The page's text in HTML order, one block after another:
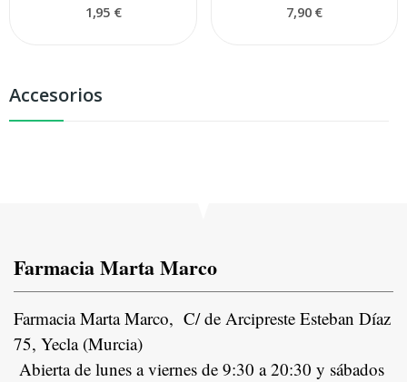
Accesorios
1,95 € 7,90 €
Farmacia Marta Marco
Farmacia Marta Marco, C/ de Arcipreste Esteban Díaz
75, Yecla (Murcia)
Abierta de lunes a viernes de 9:30 a 20:30 y sábados